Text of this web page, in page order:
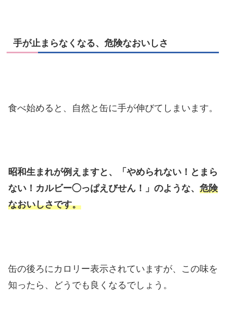
手が止まらなくなる、危険なおいしさ
食べ始めると、自然と缶に手が伸びてしまいます。
昭和生まれが例えますと、「やめられない！とまら
ない！カルビー◯っぱえびせん！」のような、 危険
なおいしさです。
缶の後ろにカロリー表示されていますが、この味を
知ったら、どうでも良くなるでしょう。